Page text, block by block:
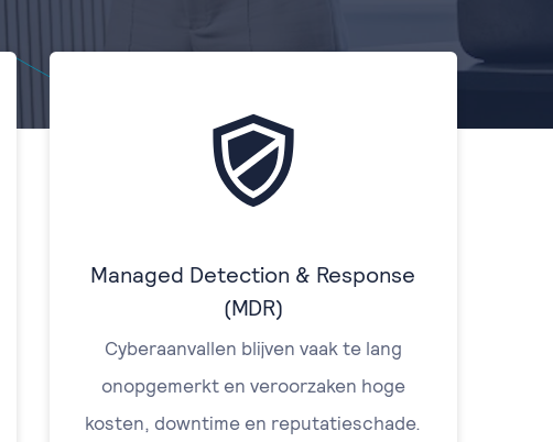
Managed Detection & Response
(MDR)
Cyberaanvallen blijven vaak te lang
onopgemerkt en veroorzaken hoge
kosten, downtime en reputatieschade.